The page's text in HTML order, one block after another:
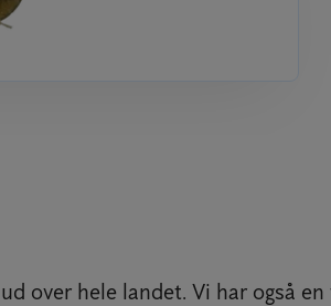
over hele landet. Vi har også en